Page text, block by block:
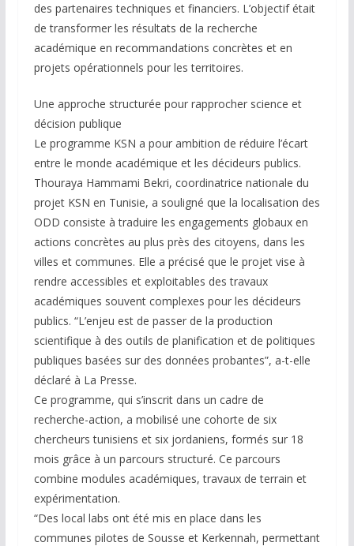
des partenaires techniques et financiers. L’objectif était
de transformer les résultats de la recherche
académique en recommandations concrètes et en
projets opérationnels pour les territoires.
Une approche structurée pour rapprocher science et
décision publique
Le programme KSN a pour ambition de réduire l’écart
entre le monde académique et les décideurs publics.
Thouraya Hammami Bekri, coordinatrice nationale du
projet KSN en Tunisie, a souligné que la localisation des
ODD consiste à traduire les engagements globaux en
actions concrètes au plus près des citoyens, dans les
villes et communes. Elle a précisé que le projet vise à
rendre accessibles et exploitables des travaux
académiques souvent complexes pour les décideurs
publics. “L’enjeu est de passer de la production
scientifique à des outils de planification et de politiques
publiques basées sur des données probantes”, a-t-elle
déclaré à La Presse.
Ce programme, qui s’inscrit dans un cadre de
recherche-action, a mobilisé une cohorte de six
chercheurs tunisiens et six jordaniens, formés sur 18
mois grâce à un parcours structuré. Ce parcours
combine modules académiques, travaux de terrain et
expérimentation.
“Des local labs ont été mis en place dans les
communes pilotes de Sousse et Kerkennah, permettant